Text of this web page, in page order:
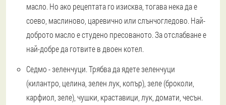
масло. Но ако рецептата го изисква, тогава нека да е
соево, маслиново, царевично или слънчогледово. Най-
доброто масло е студено пресованото. За отслабване е
най-добре да готвите в двоен котел.
Седмо - зеленчуци. Трябва да ядете зеленчуци
(килантро, целина, зелен лук, копър), зеле (броколи,
карфиол, зеле), чушки, краставици, лук, домати, чесън.